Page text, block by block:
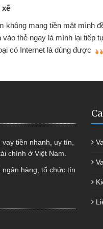
xế
không mang tiền mặt mình
vào thẻ ngay là mình lại tiếp
có Internet là dùng được
tiền nhanh, uy tín,
chính ở Việt Nam.
ngân hàng, tổ chức tín